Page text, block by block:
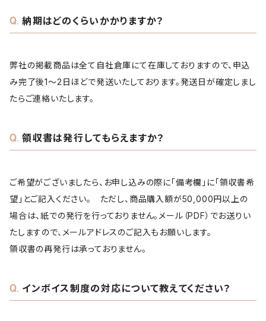
納期はどのくらいかかりますか？
弊社の掲載商品は全て自社倉庫にて在庫しておりますので、申込
み完了後1～2日ほどで発送いたしております。発送日が確定しまし
たらご連絡いたします。
領収書は発行してもらえますか？
ご希望がございましたら、お申し込みの際に「備考欄」に「領収書希
望」とご記入ください。 ただし、商品購入額が50,000円以上の
場合は、紙での発行を行っておりません。メール（PDF）でお送りい
たしますので、メールアドレスのご記入もお願いします。
領収書の再発行は承っておりません。
インボイス制度の対応について教えてください？